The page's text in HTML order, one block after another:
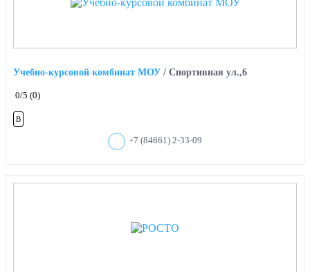
Учебно-курсовой комбинат МОУ / Спортивная ул.,6
0/5 (0)
B
+7 (84661) 2-33-09